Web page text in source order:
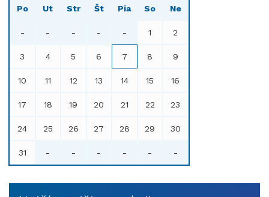
Po Ut Str Št Pia So Ne
- - - - - 1 2
3 4 5 6 7 8 9
10 11 12 13 14 15 16
17 18 19 20 21 22 23
24 25 26 27 28 29 30
31 - - - - - -